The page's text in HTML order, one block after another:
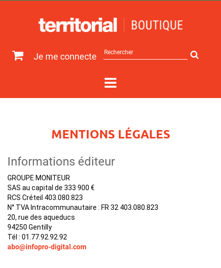
Je me connecte
sur
MENTIONS LÉGALES
Informations éditeur
GROUPE MONITEUR
SAS au capital de 333 900 €
RCS Créteil 403.080.823
N° TVA Intracommunautaire : FR 32 403.080.823
20, rue des aqueducs
94250 Gentilly
Tél : 01.77.92.92.92
abo@infopro-digital.com